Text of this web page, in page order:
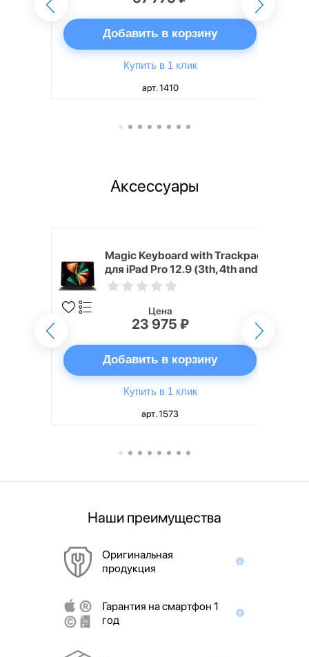
Добавить в корзину
Купить в 1 клик
арт. 1410
Аксессуары
Magic Keyboard with Trackpad
для iPad Pro 12.9 (3th, 4th and
5th generation) русская,
Цена
23 975 ₽
Добавить в корзину
Купить в 1 клик
арт. 1573
Наши преимущества
Оригинальная
продукция
Гарантия на смартфон 1
год